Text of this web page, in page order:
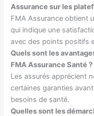
Assurance sur les
FMA Assurance obtient
qui indique une
avec des points positifs
Quels sont les
FMA Assurance Santé ?
Les assurés apprécient
certaines garanties
besoins de santé.
Quelles sont les